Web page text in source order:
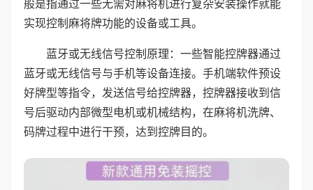
般是指通过一些无需对麻将机进行复杂安装操作就能
实现控制麻将牌功能的设备或工具。
蓝牙或无线信号控制原理：一些智能控牌器通过
蓝牙或无线信号与手机等设备连接。手机端软件预设
好牌型等指令，发送信号给控牌器，控牌器接收到信
号后驱动内部微型电机或机械结构，在麻将机洗牌、
码牌过程中进行干预，达到控牌目的。